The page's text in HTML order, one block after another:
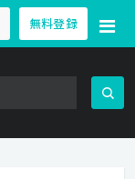
無料登録